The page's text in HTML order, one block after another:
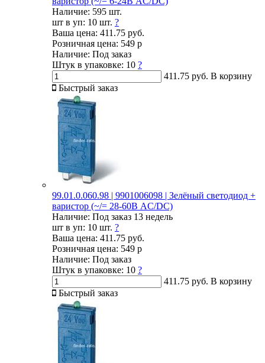
Наличие: 595 шт.
шт в уп: 10 шт. ?
Ваша цена: 411.75 руб.
Розничная цена: 549 р
Наличие: Под заказ
Штук в упаковке: 10 ?
411.75 руб. В корзину
Быстрый заказ
99.01.0.060.98 | 9901006098 | Зелёный светодиод +
варистор (~/= 28-60В AC/DC)
Наличие: Под заказ 13 недель
шт в уп: 10 шт. ?
Ваша цена: 411.75 руб.
Розничная цена: 549 р
Наличие: Под заказ
Штук в упаковке: 10 ?
411.75 руб. В корзину
Быстрый заказ